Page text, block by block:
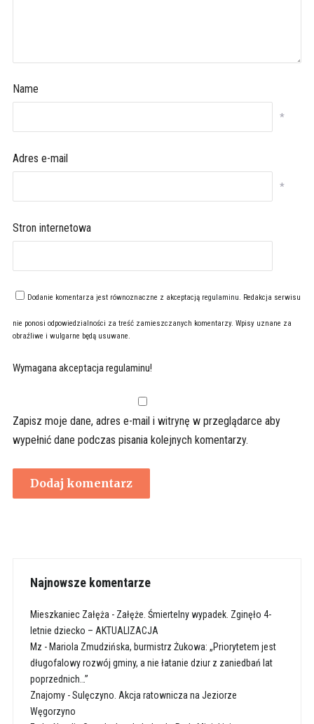
Name
*
Adres e-mail
*
Stron internetowa
Dodanie komentarza jest równoznaczne z akceptacją regulaminu. Redakcja serwisu
nie ponosi odpowiedzialności za treść zamieszczanych komentarzy. Wpisy uznane za
obraźliwe i wulgarne będą usuwane.
Wymagana akceptacja regulaminu!
Zapisz moje dane, adres e-mail i witrynę w przeglądarce aby
wypełnić dane podczas pisania kolejnych komentarzy.
Najnowsze komentarze
Mieszkaniec Załęża - Załęże. Śmiertelny wypadek. Zginęło 4-
letnie dziecko – AKTUALIZACJA
Mz - Mariola Zmudzińska, burmistrz Żukowa: „Priorytetem jest
długofalowy rozwój gminy, a nie łatanie dziur z zaniedbań lat
poprzednich…”
Znajomy-Sulęczyno. Akcja ratownicza na Jeziorze
Węgorzyno